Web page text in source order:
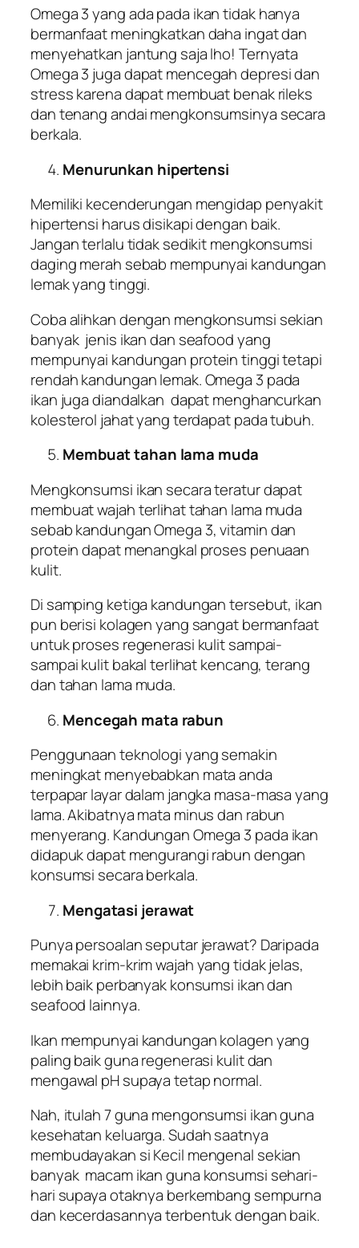
Omega 3 yang ada pada ikan tidak hanya
bermanfaat meningkatkan daha ingat dan
menyehatkan jantung saja lho! Ternyata
Omega 3 juga dapat mencegah depresi dan
stress karena dapat membuat benak rileks
dan tenang andai mengkonsumsinya secara
berkala.
Menurunkan hipertensi
Memiliki kecenderungan mengidap penyakit
hipertensi harus disikapi dengan baik.
Jangan terlalu tidak sedikit mengkonsumsi
daging merah sebab mempunyai kandungan
lemak yang tinggi.
Coba alihkan dengan mengkonsumsi sekian
banyak jenis ikan dan seafood yang
mempunyai kandungan protein tinggi tetapi
rendah kandungan lemak. Omega 3 pada
ikan juga diandalkan dapat menghancurkan
kolesterol jahat yang terdapat pada tubuh.
Membuat tahan lama muda
Mengkonsumsi ikan secara teratur dapat
membuat wajah terlihat tahan lama muda
sebab kandungan Omega 3, vitamin dan
protein dapat menangkal proses penuaan
kulit.
Di samping ketiga kandungan tersebut, ikan
pun berisi kolagen yang sangat bermanfaat
untuk proses regenerasi kulit sampai-
sampai kulit bakal terlihat kencang, terang
dan tahan lama muda.
Mencegah mata rabun
Penggunaan teknologi yang semakin
meningkat menyebabkan mata anda
terpapar layar dalam jangka masa-masa yang
lama. Akibatnya mata minus dan rabun
menyerang. Kandungan Omega 3 pada ikan
didapuk dapat mengurangi rabun dengan
konsumsi secara berkala.
Mengatasi jerawat
Punya persoalan seputar jerawat? Daripada
memakai krim-krim wajah yang tidak jelas,
lebih baik perbanyak konsumsi ikan dan
seafood lainnya.
Ikan mempunyai kandungan kolagen yang
paling baik guna regenerasi kulit dan
mengawal pH supaya tetap normal.
Nah, itulah 7 guna mengonsumsi ikan guna
kesehatan keluarga. Sudah saatnya
membudayakan si Kecil mengenal sekian
banyak macam ikan guna konsumsi sehari-
hari supaya otaknya berkembang sempurna
dan kecerdasannya terbentuk dengan baik.